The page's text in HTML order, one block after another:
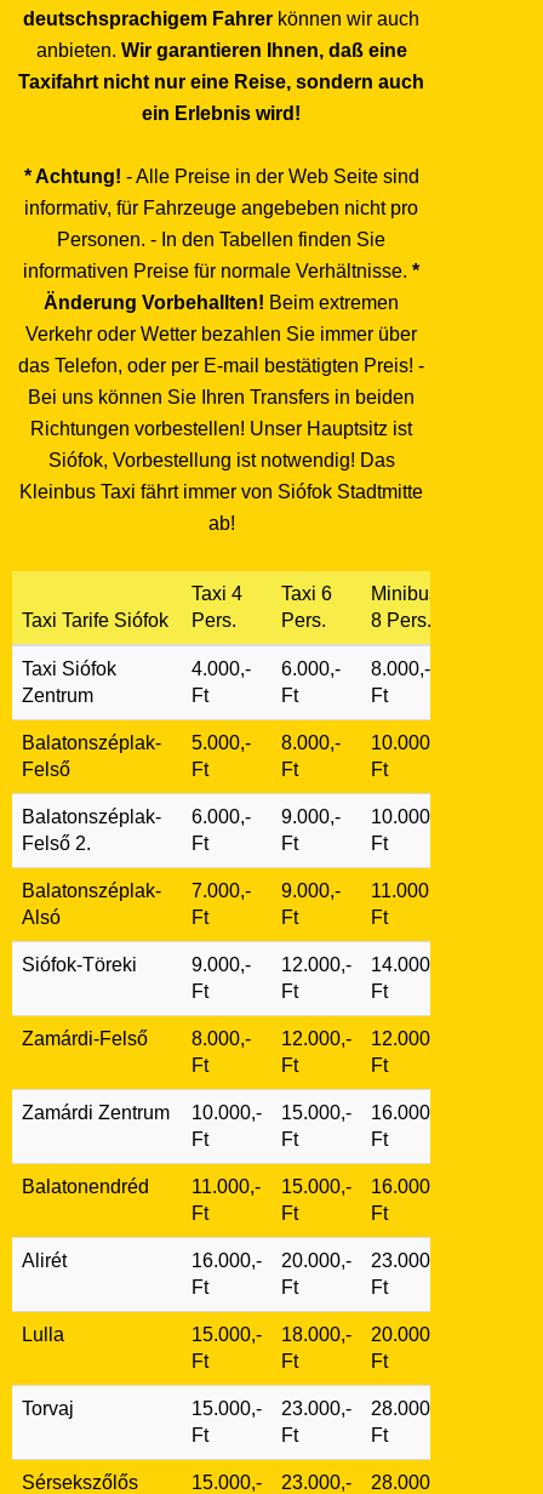
deutschsprachigem Fahrer können wir auch
anbieten. Wir garantieren Ihnen, daß eine
Taxifahrt nicht nur eine Reise, sondern auch
ein Erlebnis wird!
* Achtung! - Alle Preise in der Web Seite sind
informativ, für Fahrzeuge angebeben nicht pro
Personen. - In den Tabellen finden Sie
informativen Preise für normale Verhältnisse. *
Änderung Vorbehallten! Beim extremen
Verkehr oder Wetter bezahlen Sie immer über
das Telefon, oder per E-mail bestätigten Preis! -
Bei uns können Sie Ihren Transfers in beiden
Richtungen vorbestellen! Unser Hauptsitz ist
Siófok, Vorbestellung ist notwendig! Das
Kleinbus Taxi fährt immer von Siófok Stadtmitte
ab!
Taxi Tarife Siófok
Taxi 4
Pers.
Taxi 6
Pers.
Minibus
8 Pers.
Taxi Siófok
Zentrum
4.000,-
Ft
6.000,-
Ft
8.000,-
Ft
Balatonszéplak-
Felső
5.000,-
Ft
8.000,-
Ft
10.000,-
Ft
Balatonszéplak-
Felső 2.
6.000,-
Ft
9.000,-
Ft
10.000,-
Ft
Balatonszéplak-
Alsó
7.000,-
Ft
9.000,-
Ft
11.000,-
Ft
Siófok-Töreki
9.000,-
Ft
12.000,-
Ft
14.000,-
Ft
Zamárdi-Felső
8.000,-
Ft
12.000,-
Ft
12.000,-
Ft
Zamárdi Zentrum
10.000,-
Ft
15.000,-
Ft
16.000,-
Ft
Balatonendréd
11.000,-
Ft
15.000,-
Ft
16.000,-
Ft
Alirét
16.000,-
Ft
20.000,-
Ft
23.000,-
Ft
Lulla
15.000,-
Ft
18.000,-
Ft
20.000,-
Ft
Torvaj
15.000,-
Ft
23.000,-
Ft
28.000,-
Ft
Sérsekszőlős
15.000,-
23.000,-
28.000,-